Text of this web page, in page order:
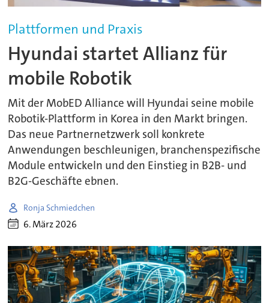
Plattformen und Praxis
Hyundai startet Allianz für
mobile Robotik
Mit der MobED Alliance will Hyundai seine mobile
Robotik-Plattform in Korea in den Markt bringen.
Das neue Partnernetzwerk soll konkrete
Anwendungen beschleunigen, branchenspezifische
Module entwickeln und den Einstieg in B2B- und
B2G-Geschäfte ebnen.
Ronja Schmiedchen
6. März 2026